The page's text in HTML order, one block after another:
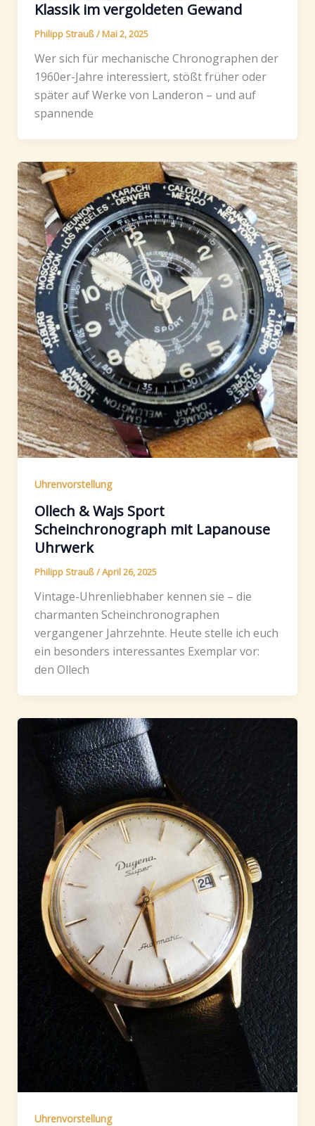
Klassik im vergoldeten Gewand
Philipp Strauß/Mai 2, 2025
Wer sich für mechanische Chronographen der
1960er-Jahre interessiert, stößt früher oder
später auf Werke von Landeron – und auf
spannende
Uhrenvorstellung
Ollech & Wajs Sport
Scheinchronograph mit Lapanouse
Uhrwerk
Philipp Strauß/April 26, 2025
Vintage-Uhrenliebhaber kennen sie – die
charmanten Scheinchronographen
vergangener Jahrzehnte. Heute stelle ich euch
ein besonders interessantes Exemplar vor:
den Ollech
Uhrenvorstellung